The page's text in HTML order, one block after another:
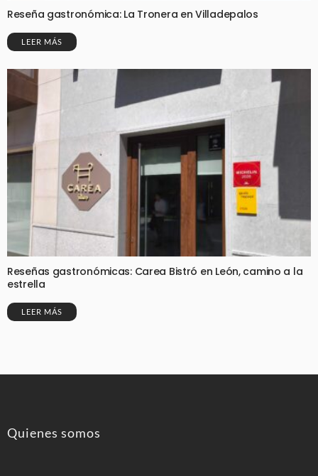
Reseña gastronómica: La Tronera en Villadepalos
LEER MÁS
Reseñas gastronómicas: Carea Bistró en León, camino a la
estrella
LEER MÁS
Quienes somos